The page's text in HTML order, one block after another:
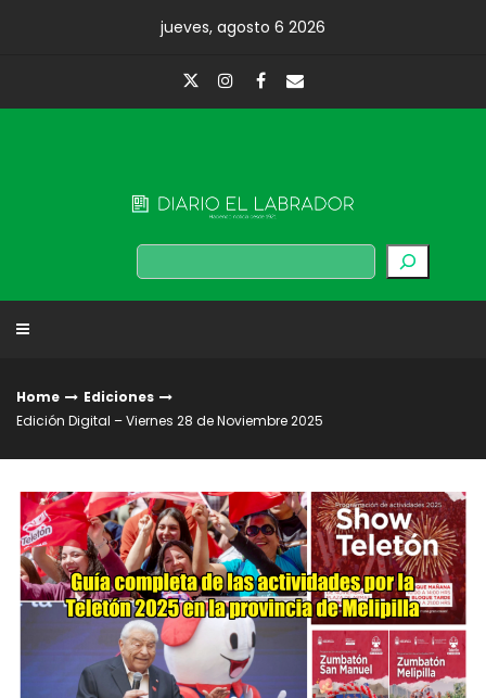
jueves, agosto 6 2026
Buscar
Home
Ediciones
Edición Digital – Viernes 28 de Noviembre 2025